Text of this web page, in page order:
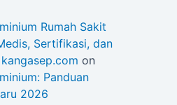
Rumah Sakit
Sertifikasi, dan
on
Panduan
2026